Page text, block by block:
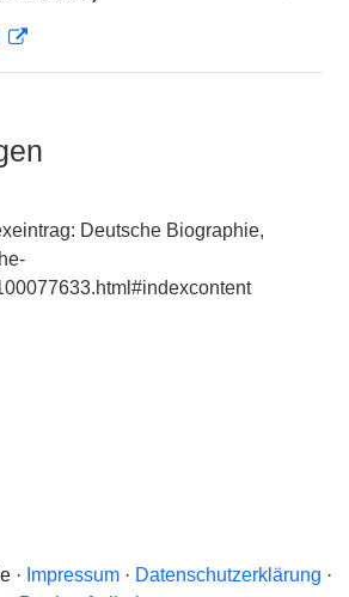
Deutsche Biographie,
· Impressum· Datenschutzerklärung ·